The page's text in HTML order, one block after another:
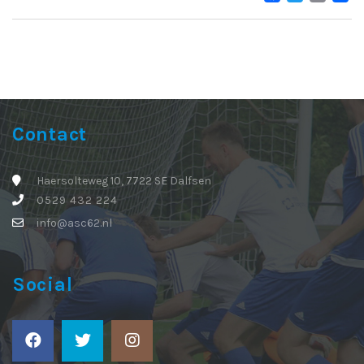
Contact
Haersolteweg 10, 7722 SE Dalfsen
0529 432 224
info@asc62.nl
Social